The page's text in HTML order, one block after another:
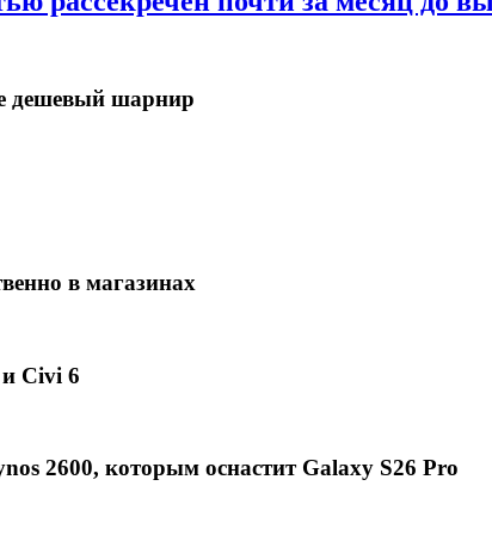
дешевый шарнир
в магазинах
Civi 6
2600, которым оснастит Galaxy S26 Pro